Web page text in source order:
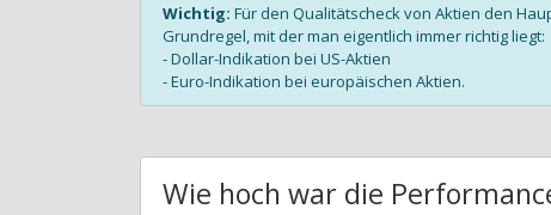
Wichtig: Für den Qualitätscheck von Aktien den
Grundregel, mit der man eigentlich immer richtig liegt:
- Dollar-Indikation bei US-Aktien
- Euro-Indikation bei europäischen Aktien.
Wie hoch war die